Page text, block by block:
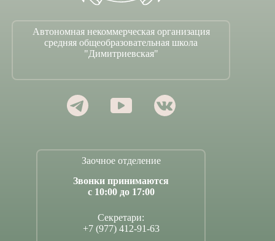
Автономная некоммерческая организация
средняя общеобразовательная школа
"Димитриевская"
Заочное отделение
Звонки принимаются
с 10:00 до 17:00
Секретари:
+7 (977) 412-91-63